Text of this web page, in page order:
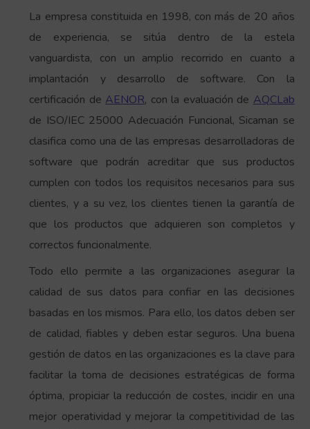
La empresa constituida en 1998, con más de 20 años
de experiencia, se sitúa dentro de la estela
vanguardista, con un amplio recorrido en cuanto a
implantación y desarrollo de software. Con la
certificación deAENOR, con la evaluación de AQCLab
de ISO/IEC 25000 Adecuación Funcional, Sicaman se
clasifica como una de las empresas desarrolladoras de
software que podrán acreditar que sus productos
cumplen con todos los requisitos necesarios para sus
clientes, y a su vez, los clientes tienen la garantía de
que los productos que adquieren son completos y
correctos funcionalmente.
Todo ello permite a las organizaciones asegurar la
calidad de sus datos para confiar en las decisiones
basadas en los mismos. Para ello, los datos deben ser
de calidad, fiables y deben estar seguros. Una buena
gestión de datos en las organizaciones es la clave para
facilitar la toma de decisiones estratégicas de forma
óptima, propiciar la reducción de costes, incidir en una
mejor operatividad y mejorar la competitividad de las